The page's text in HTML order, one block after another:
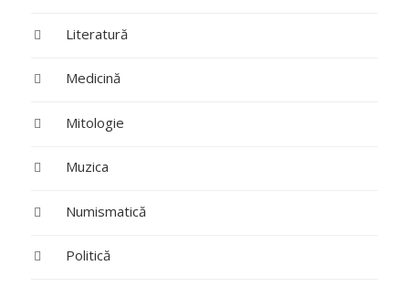
Literatură
Medicină
Mitologie
Muzica
Numismatică
Politică